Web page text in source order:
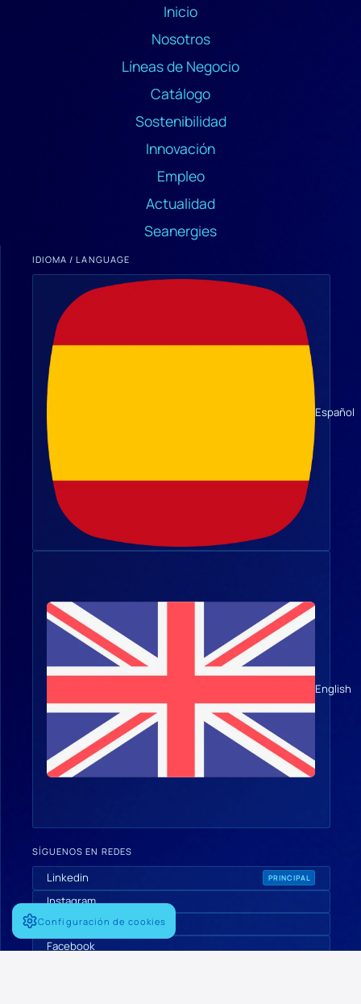
Inicio
Nosotros
Líneas de Negocio
Catálogo
Sostenibilidad
Innovación
Empleo
Actualidad
Seanergies
IDIOMA / LANGUAGE
Español
English
SÍGUENOS EN REDES
Linkedin PRINCIPAL
Instagram
X
Facebook
Configuración de cookies